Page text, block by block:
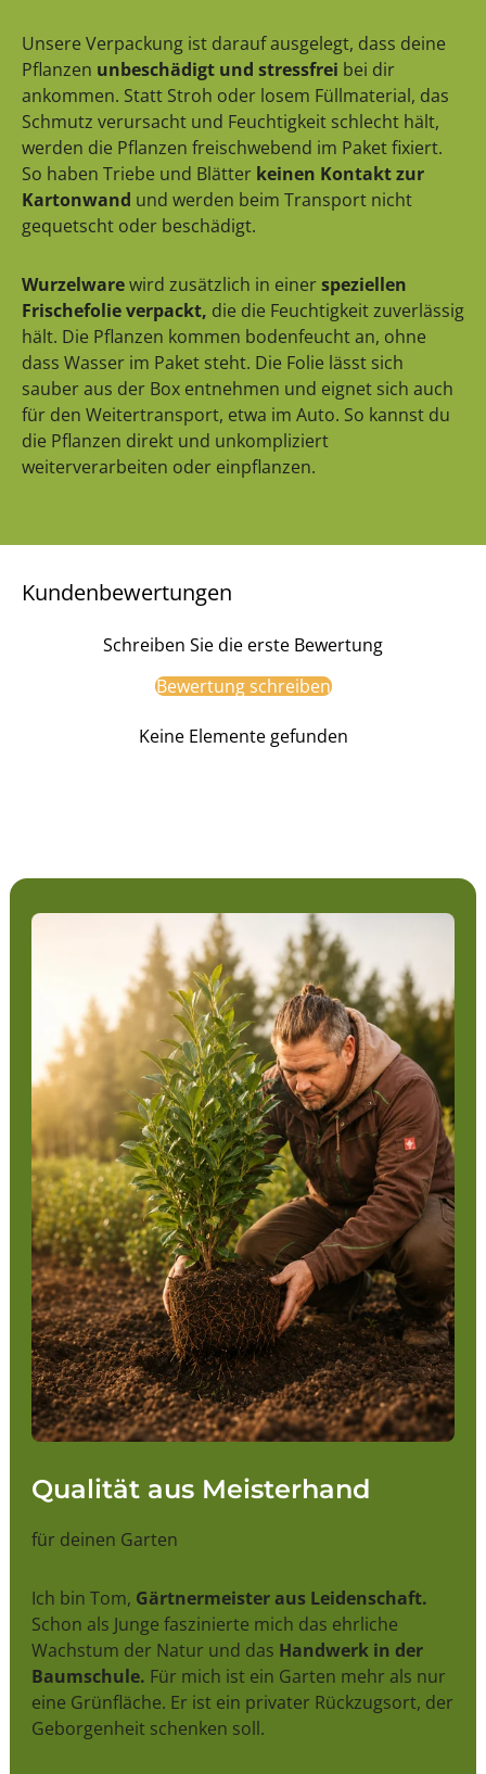
Unsere Verpackung ist darauf ausgelegt, dass deine
Pflanzen unbeschädigt und stressfrei bei dir
ankommen. Statt Stroh oder losem Füllmaterial, das
Schmutz verursacht und Feuchtigkeit schlecht hält,
werden die Pflanzen freischwebend im Paket fixiert.
So haben Triebe und Blätter keinen Kontakt zur
Kartonwand und werden beim Transport nicht
gequetscht oder beschädigt.
Wurzelwarewird zusätzlich in einerspeziellen
Frischefolie verpackt, die die Feuchtigkeit zuverlässig
hält. Die Pflanzen kommen bodenfeucht an, ohne
dass Wasser im Paket steht. Die Folie lässt sich
sauber aus der Box entnehmen und eignet sich auch
für den Weitertransport, etwa im Auto. So kannst du
die Pflanzen direkt und unkompliziert
weiterverarbeiten oder einpflanzen.
Kundenbewertungen
Schreiben Sie die erste Bewertung
Bewertung schreiben
Keine Elemente gefunden
Qualität aus Meisterhand
für deinen Garten
Ich bin Tom, Gärtnermeister aus Leidenschaft.
Schon als Junge faszinierte mich das ehrliche
Wachstum der Natur und das Handwerk in der
Baumschule. Für mich ist ein Garten mehr als nur
eine Grünfläche. Er ist ein privater Rückzugsort, der
Geborgenheit schenken soll.